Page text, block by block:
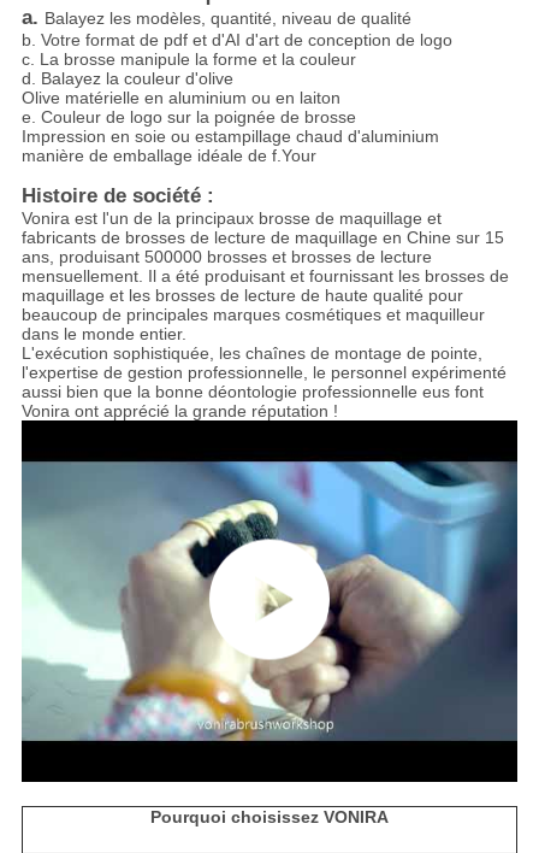
a. Balayez les modèles, quantité, niveau de qualité
b. Votre format de pdf et d'AI d'art de conception de logo
c. La brosse manipule la forme et la couleur
d. Balayez la couleur d'olive
Olive matérielle en aluminium ou en laiton
e. Couleur de logo sur la poignée de brosse
Impression en soie ou estampillage chaud d'aluminium
manière de emballage idéale de f.Your
Histoire de société :
Vonira est l'un de la principaux brosse de maquillage et
fabricants de brosses de lecture de maquillage en Chine sur 15
ans, produisant 500000 brosses et brosses de lecture
mensuellement. Il a été produisant et fournissant les brosses de
maquillage et les brosses de lecture de haute qualité pour
beaucoup de principales marques cosmétiques et maquilleur
dans le monde entier.
L'exécution sophistiquée, les chaînes de montage de pointe,
l'expertise de gestion professionnelle, le personnel expérimenté
aussi bien que la bonne déontologie professionnelle eus font
Vonira ont apprécié la grande réputation !
Pourquoi choisissez VONIRA